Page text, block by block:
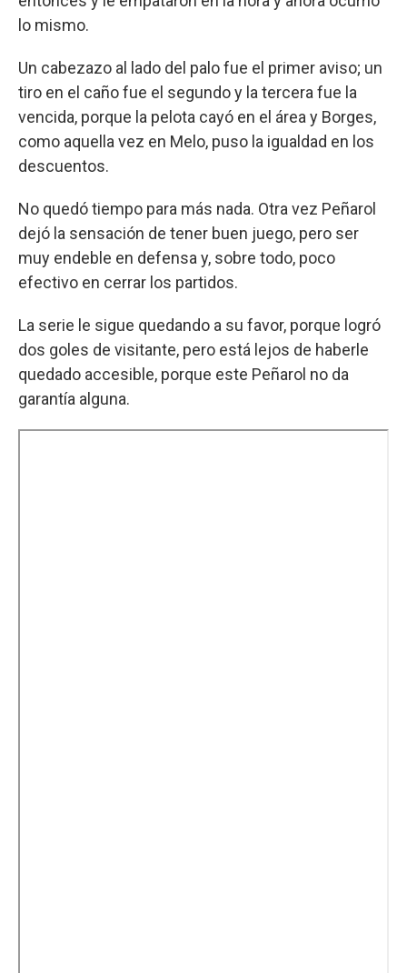
lo mismo.
Un cabezazo al lado del palo fue el primer aviso; un
tiro en el caño fue el segundo y la tercera fue la
vencida, porque la pelota cayó en el área y Borges,
como aquella vez en Melo, puso la igualdad en los
descuentos.
No quedó tiempo para más nada. Otra vez Peñarol
dejó la sensación de tener buen juego, pero ser
muy endeble en defensa y, sobre todo, poco
efectivo en cerrar los partidos.
La serie le sigue quedando a su favor, porque logró
dos goles de visitante, pero está lejos de haberle
quedado accesible, porque este Peñarol no da
garantía alguna.